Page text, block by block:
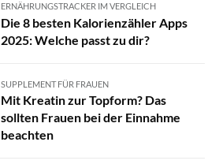
ERNÄHRUNGSTRACKER IM VERGLEICH
Die 8 besten Kalorienzähler Apps
2025: Welche passt zu dir?
SUPPLEMENT FÜR FRAUEN
Mit Kreatin zur Topform? Das
sollten Frauen bei der Einnahme
beachten